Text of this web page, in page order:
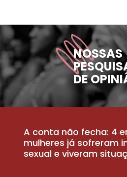
NOSSAS
DE
A conta não fecha: 4
mulheres já sofreram
sexual e viveram